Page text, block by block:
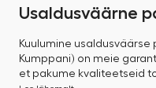
Usaldusväärne
Kuulumine
Kumppani) on meie
et pakume kvaliteetseid